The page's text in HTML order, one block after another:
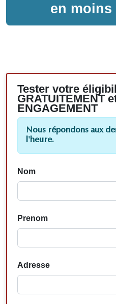
en moins
Tester votre
GRATUITEMENT
ENGAGEMENT
Nous répondons aux
l'heure.
Nom
Prenom
Adresse